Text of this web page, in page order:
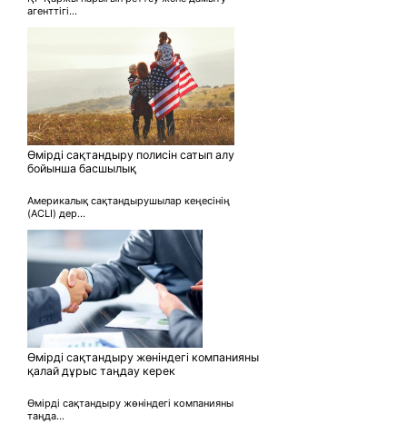
агенттігі...
Өмірді сақтандыру полисін сатып алу
бойынша басшылық
Америкалық сақтандырушылар кеңесінің
(ACLI) дер...
Өмірді сақтандыру жөніндегі компанияны
қалай дұрыс таңдау керек
Өмірді сақтандыру жөніндегі компанияны
таңда...